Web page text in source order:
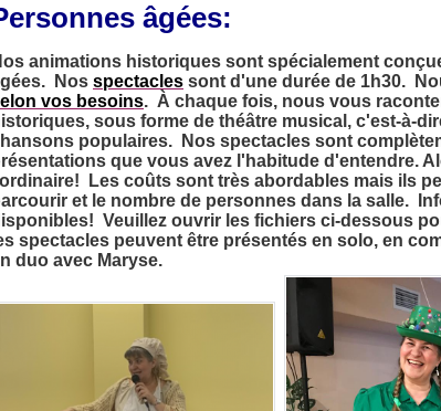
âgées:
animations historiques sont spécialement
Nos spectacles sont d'une durée de 1h30.
vos besoins. À chaque fois, nous vous
sous forme de théâtre musical , c'est-à-
populaires. Nos spectacles sont
que vous avez l'habitude d'entendre.
Les coûts sont très abordables mais ils
et le nombre de personnes dans la salle.
Veuillez ouvrir les fichiers ci-dessous
spectacles peuvent être présentés en solo, en
duo avec Maryse.